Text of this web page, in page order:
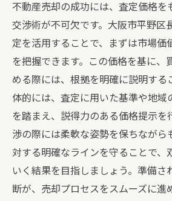
不動産売却の成功には、査定価格を
交渉術が不可欠です。大阪市平野区
定を活用することで、まずは市場価
を把握できます。この価格を基に、
める際には、根拠を明確に説明する
体的には、査定に用いた基準や地域
を踏まえ、説得力のある価格提示を
渉の際には柔軟な姿勢を保ちながら
対する明確なラインを守ることで、
いく結果を目指しましょう。準備さ
断が、売却プロセスをスムーズに進